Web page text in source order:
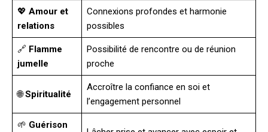
💖 Amour et
relations
Connexions profondes et harmonie
possibles
🔗 Flamme
jumelle
Possibilité de rencontre ou de réunion
proche
🌐Spiritualité
Accroître la confiance en soi et
l’engagement personnel
🌱 Guérison